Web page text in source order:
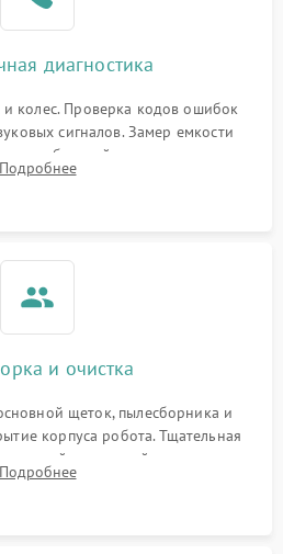
диагностика
колес. Проверка кодов ошибок
сигналов. Замер емкости
базовой станции зарядки.
и датчиков падения для
Подробнее
и очистка
щеток, пылесборника и
корпуса робота. Тщательная
шестерней и плат от
волос и шерсти животных с
Подробнее